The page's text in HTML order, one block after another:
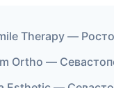
Therapy —
Ortho —